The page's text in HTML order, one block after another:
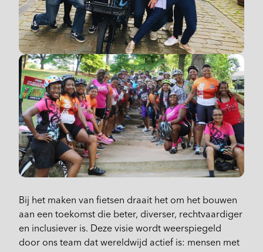
Bij het maken van fietsen draait het om het bouwen
aan een toekomst die beter, diverser, rechtvaardiger
en inclusiever is. Deze visie wordt weerspiegeld
door ons team dat wereldwijd actief is: mensen met